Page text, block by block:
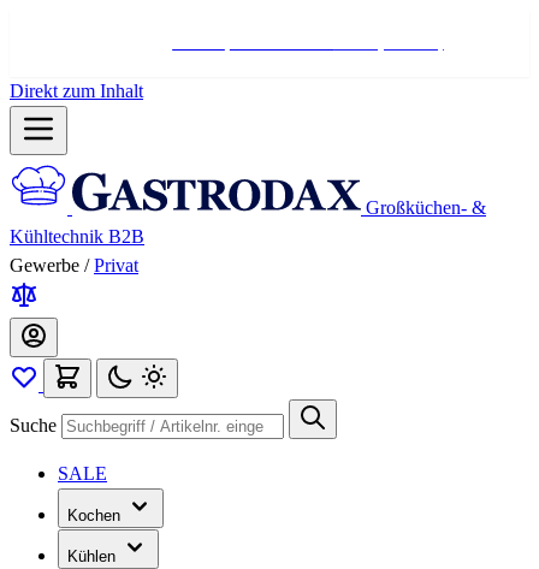
Direkt zum Inhalt
Großküchen- &
Kühltechnik B2B
Gewerbe / Privat
Suche
SALE
Kochen
Kühlen